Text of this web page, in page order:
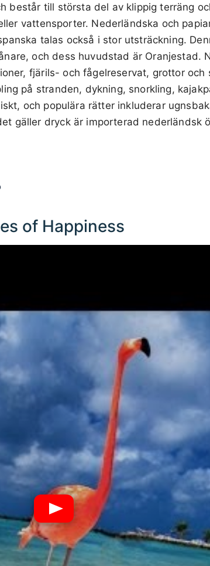
består till största del av klippig terräng
vattensporter. Nederländska och
talas också i stor utsträckning.
och dess huvudstad är Oranjestad.
fjärils- och fågelreservat, grottor och
på stranden, dykning, snorkling,
och populära rätter inkluderar
gäller dryck är importerad nederländsk
of Happiness